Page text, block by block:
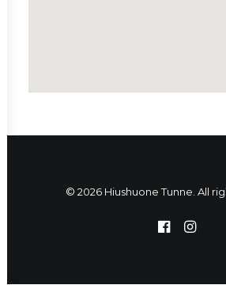
© 2026 Hiushuone Tunne. All